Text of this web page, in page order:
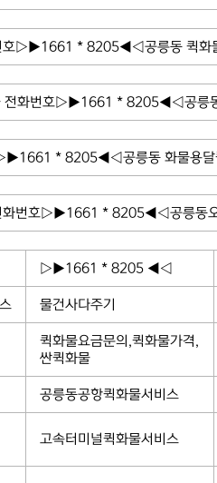
호▷▶1661 * 8205◀◁공릉동 퀵화
전화번호▷▶1661 * 8205◀◁공릉
▷▶1661 * 8205◀◁공릉동 화물용달
화번호▷▶1661 * 8205◀◁공릉동
▷▶1661 * 8205 ◀◁
물건사다주기
퀵화물요금문의,퀵화물가격,
싼퀵화물
공릉동공항퀵화물서비스
고속터미널퀵화물서비스